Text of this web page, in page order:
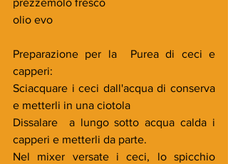
prezzemolo fresco
olio evo
Preparazione per la  Purea di ceci e
capperi:
Sciacquare i ceci dall'acqua di conserva
e metterli in una ciotola
Dissalare  a lungo sotto acqua calda i
capperi e metterli da parte.
Nel mixer versate i ceci, lo spicchio